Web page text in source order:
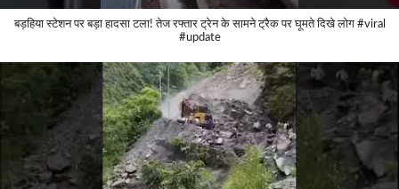
बड़हिया स्टेशन पर बड़ा हादसा टला! तेज रफ्तार ट्रेन के सामने ट्रैक पर घूमते दिखे लोग #viral
#update